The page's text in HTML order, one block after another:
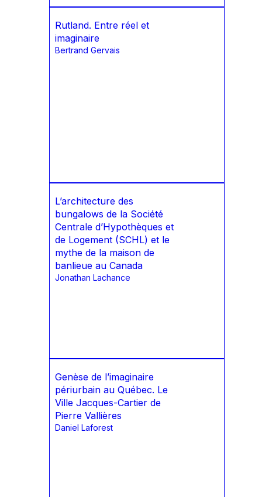
Rutland. Entre réel et
imaginaire
Bertrand Gervais
L’architecture des
bungalows de la Société
Centrale d’Hypothèques et
de Logement (SCHL) et le
mythe de la maison de
banlieue au Canada
Jonathan Lachance
Genèse de l’imaginaire
périurbain au Québec. Le
Ville Jacques-Cartier de
Pierre Vallières
Daniel Laforest